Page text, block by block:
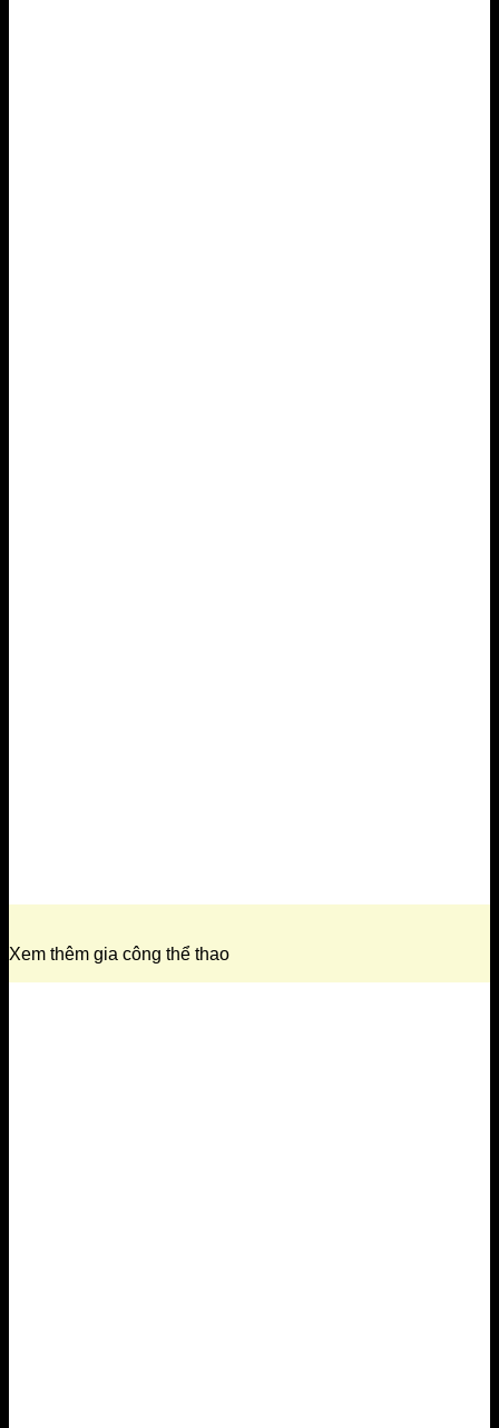
Xem thêm gia công thể thao